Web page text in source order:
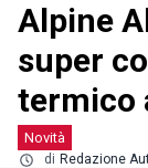
Alpine
super
termico
Novità
di Redazione